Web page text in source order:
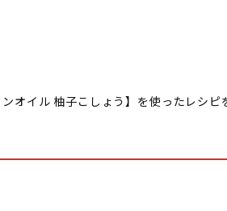
ンオイル 柚子こしょう】を使ったレシピ